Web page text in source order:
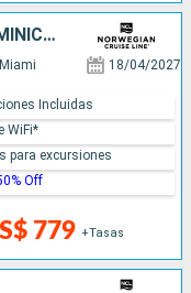
ESTADOS UNIDOS, REPÚBLICA DOMINICANA, PUERTO RICO, BAHAMAS
Miami 18/04/2027
779 +Tasas
Incluidas
WiFi*
para excursiones
Off